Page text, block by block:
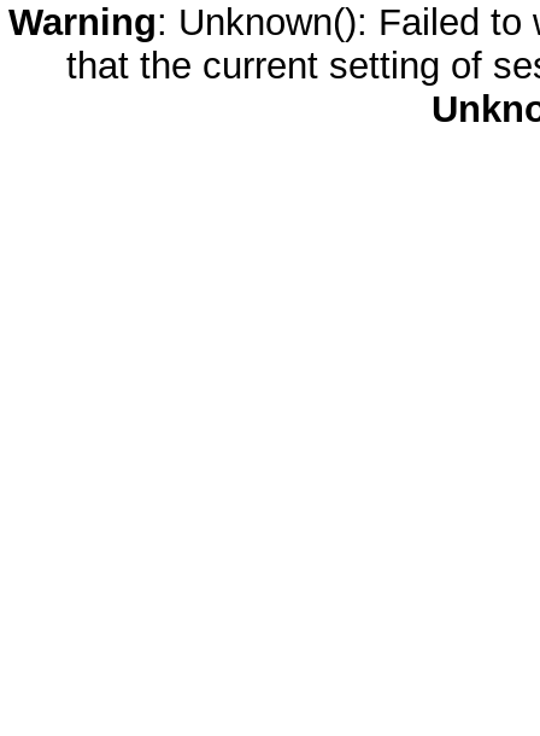
Warning: Unknown(): Failed
that the current setting of